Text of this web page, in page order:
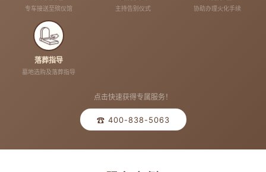
专车接送至殡仪馆 主持告别仪式 协助办理火化手续
落葬指导
墓地选购及落葬指导
点击快速获得专属服务！
☎ 400-838-5063